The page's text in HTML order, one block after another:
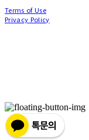
Terms of Use
Privacy Policy